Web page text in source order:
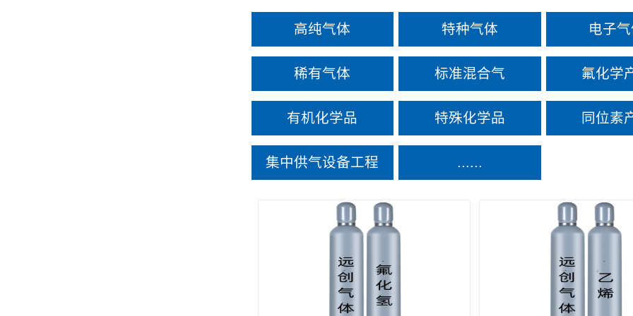
高纯气体 特种气体 电子
稀有气体 标准混合气 氟化学
有机化学品 特殊化学品 同位素
集中供气设备工程 ......